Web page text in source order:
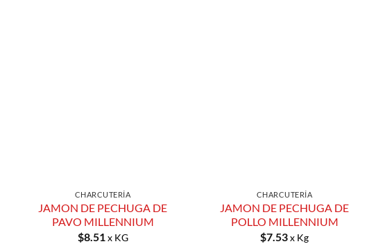
CHARCUTERÍA
JAMON DE PECHUGA DE
PAVO MILLENNIUM
$8.51x KG
CHARCUTERÍA
JAMON DE PECHUGA DE
POLLO MILLENNIUM
$7.53x Kg